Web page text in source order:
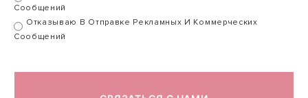
Сообщений
Отказываю В Отправке Рекламных И Коммерческих
Сообщений